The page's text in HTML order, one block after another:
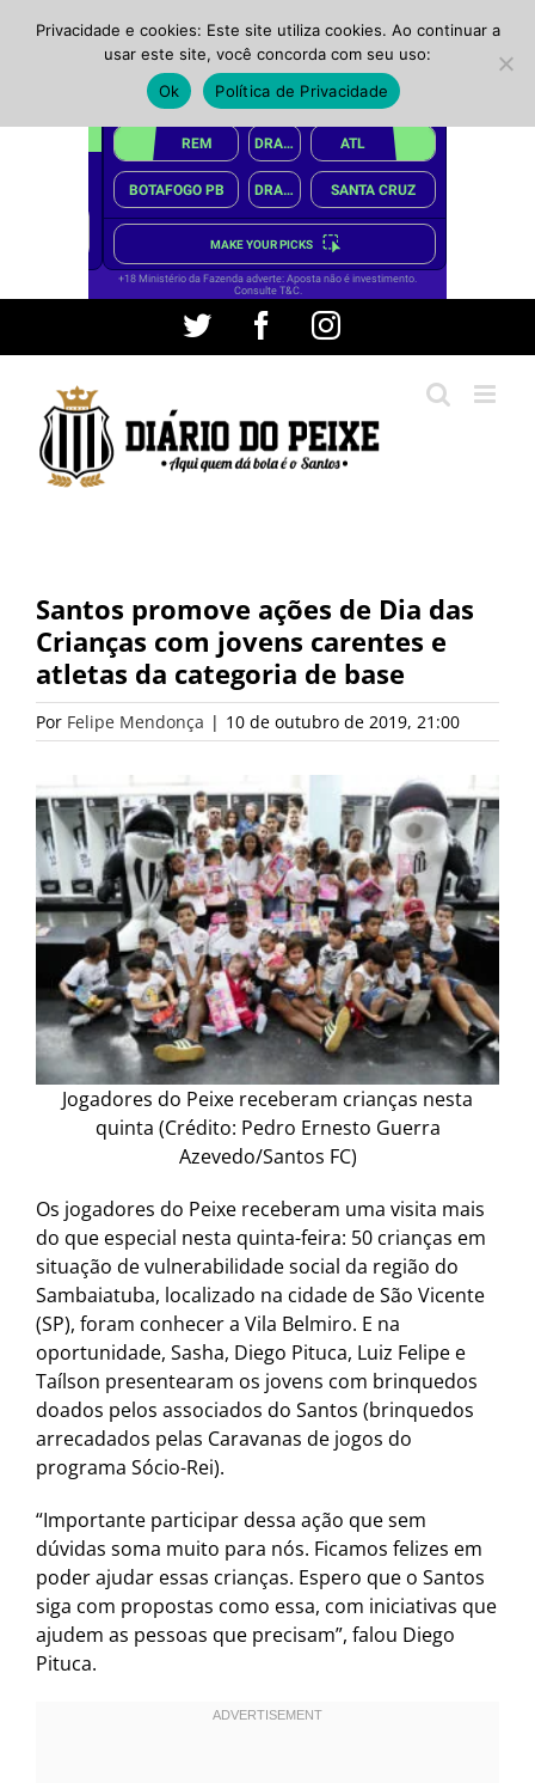
conteúdo
Twitter FacebookInstagram
Santos promove ações de Dia das
Crianças com jovens carentes e
atletas da categoria de base
Por Felipe Mendonça | 10 de outubro de 2019, 21:00
Jogadores do Peixe receberam crianças nesta
quinta (Crédito: Pedro Ernesto Guerra
Azevedo/Santos FC)
Os jogadores do Peixe receberam uma visita mais
do que especial nesta quinta-feira: 50 crianças em
situação de vulnerabilidade social da região do
Sambaiatuba, localizado na cidade de São Vicente
(SP), foram conhecer a Vila Belmiro. E na
oportunidade, Sasha, Diego Pituca, Luiz Felipe e
Taílson presentearam os jovens com brinquedos
doados pelos associados do Santos (brinquedos
arrecadados pelas Caravanas de jogos do
programa Sócio-Rei).
“Importante participar dessa ação que sem
dúvidas soma muito para nós. Ficamos felizes em
poder ajudar essas crianças. Espero que o Santos
siga com propostas como essa, com iniciativas que
ajudem as pessoas que precisam”, falou Diego
Pituca.
Privacidade e cookies: Este site utiliza cookies. Ao continuar a
usar este site, você concorda com seu uso:
Ok
Política de Privacidade